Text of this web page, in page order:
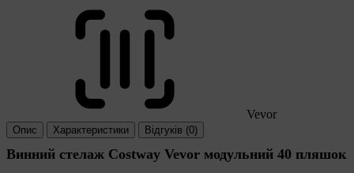
Vevor
Опис Характеристики Відгуків (0)
Винний стелаж Costway Vevor модульний 40 пляшок